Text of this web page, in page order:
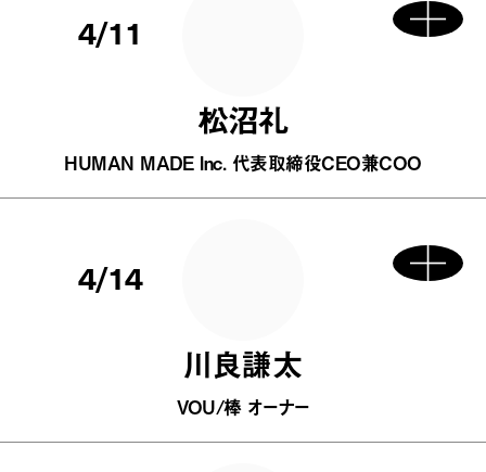
4/11
松沼礼
HUMAN MADE Inc. 代表取締役CEO兼COO
4/14
川良謙太
VOU/棒 オーナー